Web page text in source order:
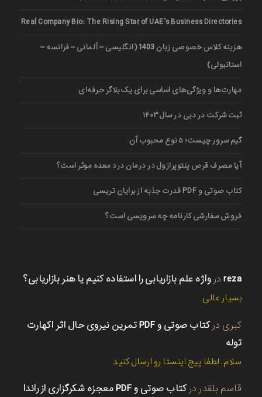
Real Company Bio: The Rising Star of UAE’s Business Directories
هزینه کلاس خصوصی زبان 1403 (انگلیسی – آلمانی – فرانسه –
استانبولی)
مهارت‌ها و ویژگی‌های اساسی برای یک بلاگر حرفه‌ای
ثبت شرکت در دبی در سال ۱۴۰۳
گیم سرور چیست؛ ۵ نوع محبوب آن
آیا مصرف قرص پنتوپرازول در درمان درد معده موثر است؟
کتاب صوتی و PDF قدرت جذبه از برایان تریسی
فروش سفارشی کارنامه چه سرویسی است؟
reza در واژه علم بازاریابی را استفاده کنیم یا هنر بازاریابی؟
بسیار عالی
کبری در
کتاب صوتی و PDF تمرین نیروی حال اثر اکهارت
توله
سلام. لطفا پیج اینستا رو ارسال کنید
قاسم بلقدر در
کتاب صوتی و PDF معجزه شکرگزاری از راندا